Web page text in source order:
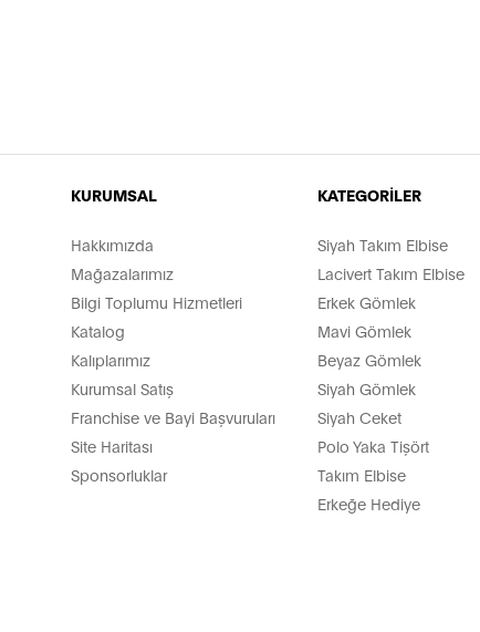
KURUMSAL
Hakkımızda
Mağazalarımız
Bilgi Toplumu Hizmetleri
Katalog
Kalıplarımız
Kurumsal Satış
Franchise ve Bayi Başvuruları
Site Haritası
Sponsorluklar
KATEGORİLER
Siyah Takım Elbise
Lacivert Takım Elbise
Erkek Gömlek
Mavi Gömlek
Beyaz Gömlek
Siyah Gömlek
Siyah Ceket
Polo Yaka Tişört
Takım Elbise
Erkeğe Hediye